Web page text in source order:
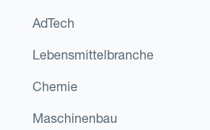
AdTech
Lebensmittelbranche
Chemie
Maschinenbau